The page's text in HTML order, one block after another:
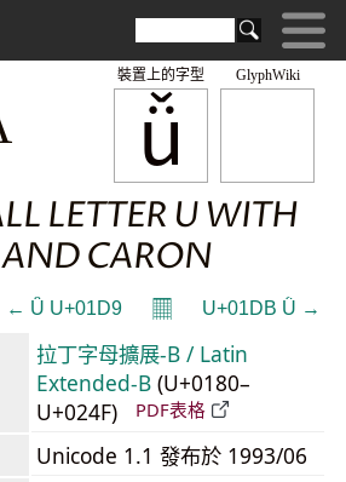
GlyphWiki
ǚ
裝置上的字型
LETTER U WITH
CARON
← Ǚ U+01D9 𝄜 U+01DB Ǜ →
拉丁字母擴展-B / Latin
Extended-B (U+0180–
U+024F)
PDF表格
Unicode 1.1 發布於 1993/06